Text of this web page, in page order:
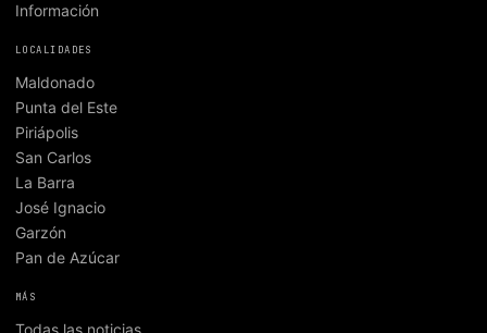
Información
LOCALIDADES
Maldonado
Punta del Este
Piriápolis
San Carlos
La Barra
José Ignacio
Garzón
Pan de Azúcar
MÁS
Todas las noticias